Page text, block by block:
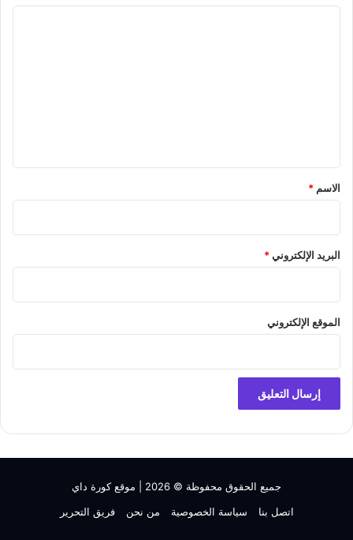
*
الاسم *
البريد الإلكتروني*
الموقع الإلكتروني
جميع الحقوق محفوظة © 2026 |
موقع كورة داي
اتصل بنا
سياسة الخصوصية من نحن فريق التحرير